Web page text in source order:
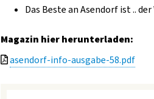
Das Beste an Asendorf ist ..
Magazin hier herunterladen:
asendorf-info-ausgabe-58.pdf